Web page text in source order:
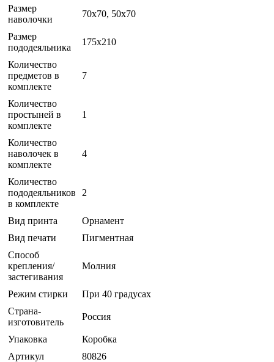
Размер
наволочки
70x70, 50x70
Размер
пододеяльника
175x210
Количество
предметов в
комплекте
7
Количество
простыней в
комплекте
1
Количество
наволочек в
комплекте
4
Количество
пододеяльников
в комплекте
2
Вид принта
Орнамент
Вид печати
Пигментная
Способ
крепления/
застегивания
Молния
Режим стирки
При 40 градусах
Страна-
изготовитель
Россия
Упаковка
Коробка
Артикул
80826